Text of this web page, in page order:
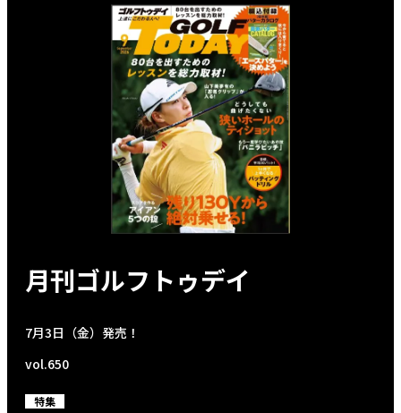
月刊ゴルフトゥデイ
7月3日（金）発売！
vol.650
特集